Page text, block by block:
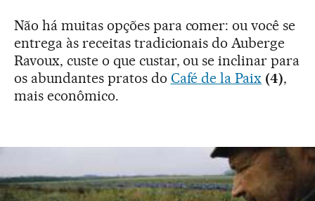
Não há muitas opções para comer: ou você se
entrega às receitas tradicionais do Auberge
Ravoux, custe o que custar, ou se inclinar para
os abundantes pratos do Café de la Paix (4),
mais econômico.